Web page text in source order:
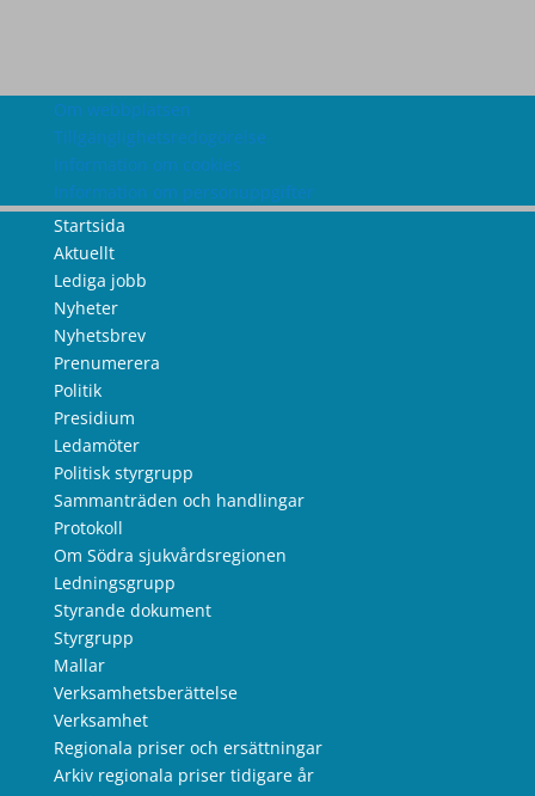
Om webbplatsen
Tillgänglighetsredogörelse
Information om cookies
Information om personuppgifter
Startsida
Aktuellt
Lediga jobb
Nyheter
Nyhetsbrev
Prenumerera
Politik
Presidium
Ledamöter
Politisk styrgrupp
Sammanträden och handlingar
Protokoll
Om Södra sjukvårdsregionen
Ledningsgrupp
Styrande dokument
Styrgrupp
Mallar
Verksamhetsberättelse
Verksamhet
Regionala priser och ersättningar
Arkiv regionala priser tidigare år